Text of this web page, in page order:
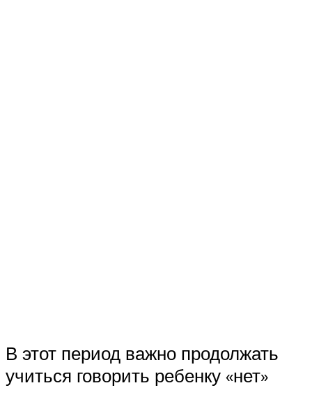
В этот период важно продолжать
учиться говорить ребенку «нет»